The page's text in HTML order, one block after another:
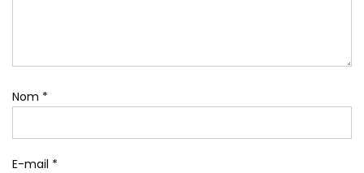
Nom *
E-mail *